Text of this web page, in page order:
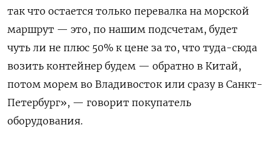
так что остается только перевалка на морской
маршрут — это, по нашим подсчетам, будет
чуть ли не плюс 50% к цене за то, что туда-сюда
возить контейнер будем — обратно в Китай,
потом морем во Владивосток или сразу в Санкт-
Петербург», — говорит покупатель
оборудования.